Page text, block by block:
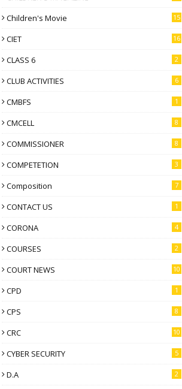
Children's Movie 15
CIET 16
CLASS 6 2
CLUB ACTIVITIES 6
CMBFS 1
CMCELL 8
COMMISSIONER 8
COMPETETION 3
Composition 7
CONTACT US 1
CORONA 4
COURSES 2
COURT NEWS 10
CPD 1
CPS 8
CRC 10
CYBER SECURITY 5
D.A 2